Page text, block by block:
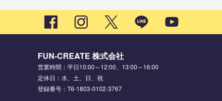
FUN-CREATE 株式会社
営業時間：平日10:00～12:00、13:00～16:00
定休日：水、土、日、祝
登録番号：T6-1803-0102-3767